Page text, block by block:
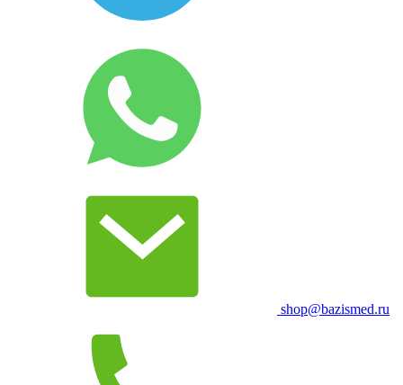
shop@bazismed.ru